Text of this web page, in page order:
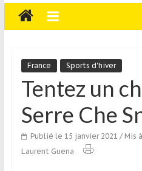
Tourisme
est
média
sur
tourisme
sportif
qui
s’adresse
France Sports d'hiver
Tentez un
Serre Che
Publié le 15 janvier 2021 / Mis
Laurent Guena